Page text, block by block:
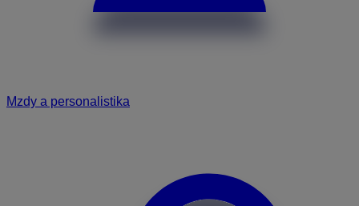
Mzdy a personalistika